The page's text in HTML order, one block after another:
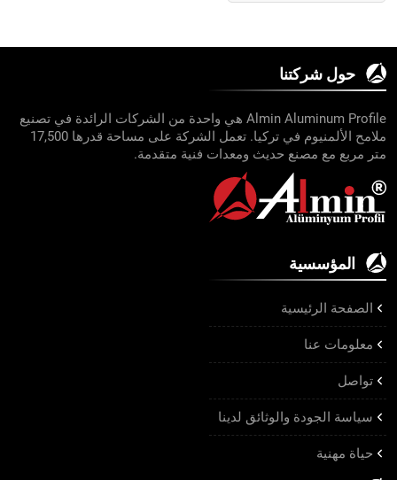
حول شركتنا
Almin Aluminum Profile هي واحدة من الشركات الرائدة في تصنيع
ملامح الألمنيوم في تركيا. تعمل الشركة على مساحة قدرها 17,500
متر مربع مع مصنع حديث ومعدات فنية متقدمة.
المؤسسية
الصفحة الرئيسية
معلومات عنا
تواصل
سياسة الجودة والوثائق لدينا
حياة مهنية